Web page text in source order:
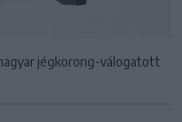
jégkorong-válogatott